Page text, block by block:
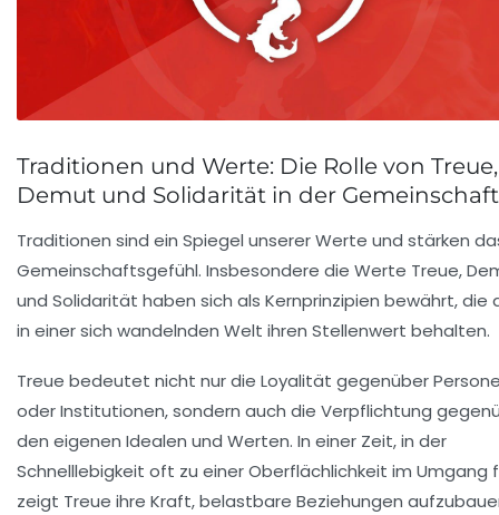
Traditionen und Werte: Die Rolle von Treue,
Demut und Solidarität in der Gemeinschaft
Traditionen sind ein Spiegel unserer Werte und stärken
Gemeinschaftsgefühl. Insbesondere die Werte Treue,
und Solidarität haben sich als Kernprinzipien bewährt, die
in einer sich wandelnden Welt ihren Stellenwert behalten.
Treue bedeutet nicht nur die Loyalität gegenüber
oder Institutionen, sondern auch die Verpflichtung
den eigenen Idealen und Werten. In einer Zeit, in der
Schnelllebigkeit oft zu einer Oberflächlichkeit im Umgang
zeigt Treue ihre Kraft, belastbare Beziehungen